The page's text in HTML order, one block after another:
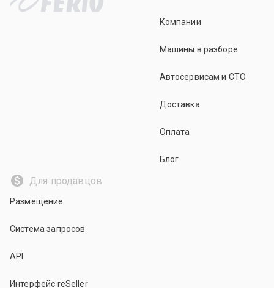
Компании
Машины в разборе
Автосервисам и СТО
Доставка
Оплата
Блог
Для продавцов
Размещение
Система запросов
API
Интерфейс reSeller